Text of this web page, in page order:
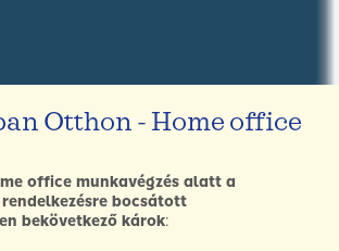
Otthon - Home office
office munkavégzés alatt a
bocsátott
bekövetkező károk: